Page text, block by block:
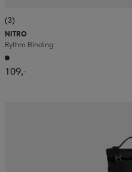
(3)
NITRO
Rythm Binding
109,-